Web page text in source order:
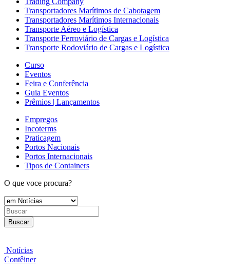
Transportadores Marítimos de Cabotagem
Transportadores Marítimos Internacionais
Transporte Aéreo e Logística
Transporte Ferroviário de Cargas e Logística
Transporte Rodoviário de Cargas e Logística
Curso
Eventos
Feira e Conferência
Guia Eventos
Prêmios | Lançamentos
Empregos
Incoterms
Praticagem
Portos Nacionais
Portos Internacionais
Tipos de Containers
O que voce procura?
Buscar
Notícias
Contêiner